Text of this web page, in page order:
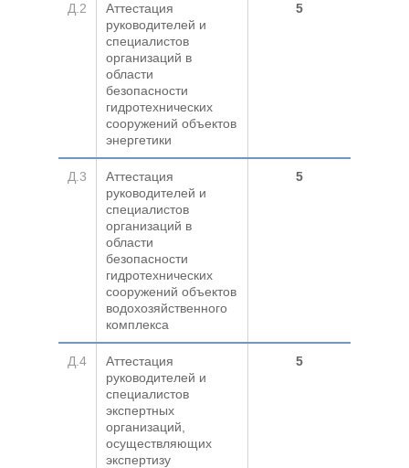
Д.2
Аттестация
руководителей и
специалистов
организаций в
области
безопасности
гидротехнических
сооружений объектов
энергетики
5
Д.3
Аттестация
руководителей и
специалистов
организаций в
области
безопасности
гидротехнических
сооружений объектов
водохозяйственного
комплекса
5
Д.4
Аттестация
руководителей и
специалистов
экспертных
организаций,
осуществляющих
экспертизу
5